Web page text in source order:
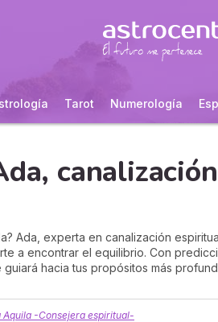
Tarot Numerología
Ada, experta en canalización
a encontrar el equilibrio. Con
hacia tus propósitos más
Aquila -Consejera espiritual-